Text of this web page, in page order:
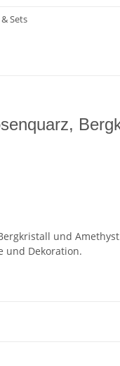
Sets
und
und Dekoration.